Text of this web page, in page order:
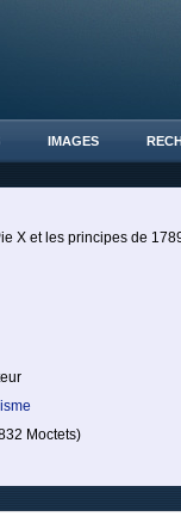
IMAGES
X et les principes de
Moctets)